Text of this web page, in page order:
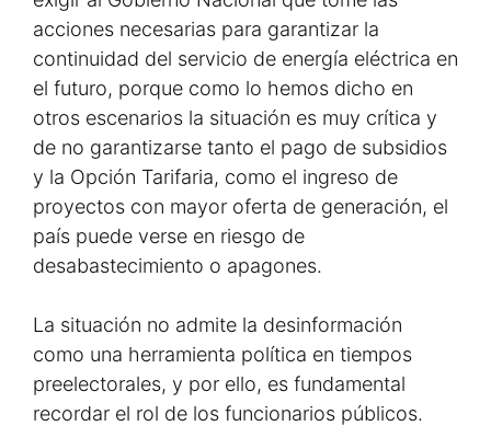
acciones necesarias para garantizar la
continuidad del servicio de energía eléctrica en
el futuro, porque como lo hemos dicho en
otros escenarios la situación es muy crítica y
de no garantizarse tanto el pago de subsidios
y la Opción Tarifaria, como el ingreso de
proyectos con mayor oferta de generación, el
país puede verse en riesgo de
desabastecimiento o apagones.
La situación no admite la desinformación
como una herramienta política en tiempos
preelectorales, y por ello, es fundamental
recordar el rol de los funcionarios públicos.